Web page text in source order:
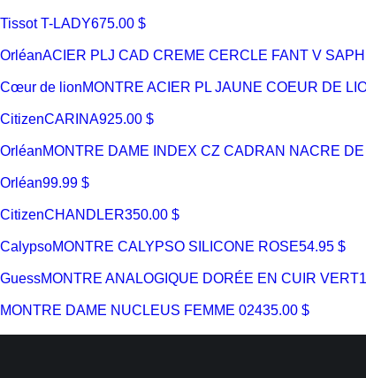
TissotT-LADY675.00 $
OrléanACIER PLJ CAD CREME CERCLE FANT V SAPH
Cœur de lionMONTRE ACIER PL JAUNE COEUR DE
CitizenCARINA925.00 $
OrléanMONTRE DAME INDEX CZ CADRAN NACRE
Orléan99.99 $
CitizenCHANDLER350.00 $
CalypsoMONTRE CALYPSO SILICONE ROSE54.95 $
GuessMONTRE ANALOGIQUE DORÉE EN CUIR VERT
MONTRE DAME NUCLEUS FEMME 02435.00 $